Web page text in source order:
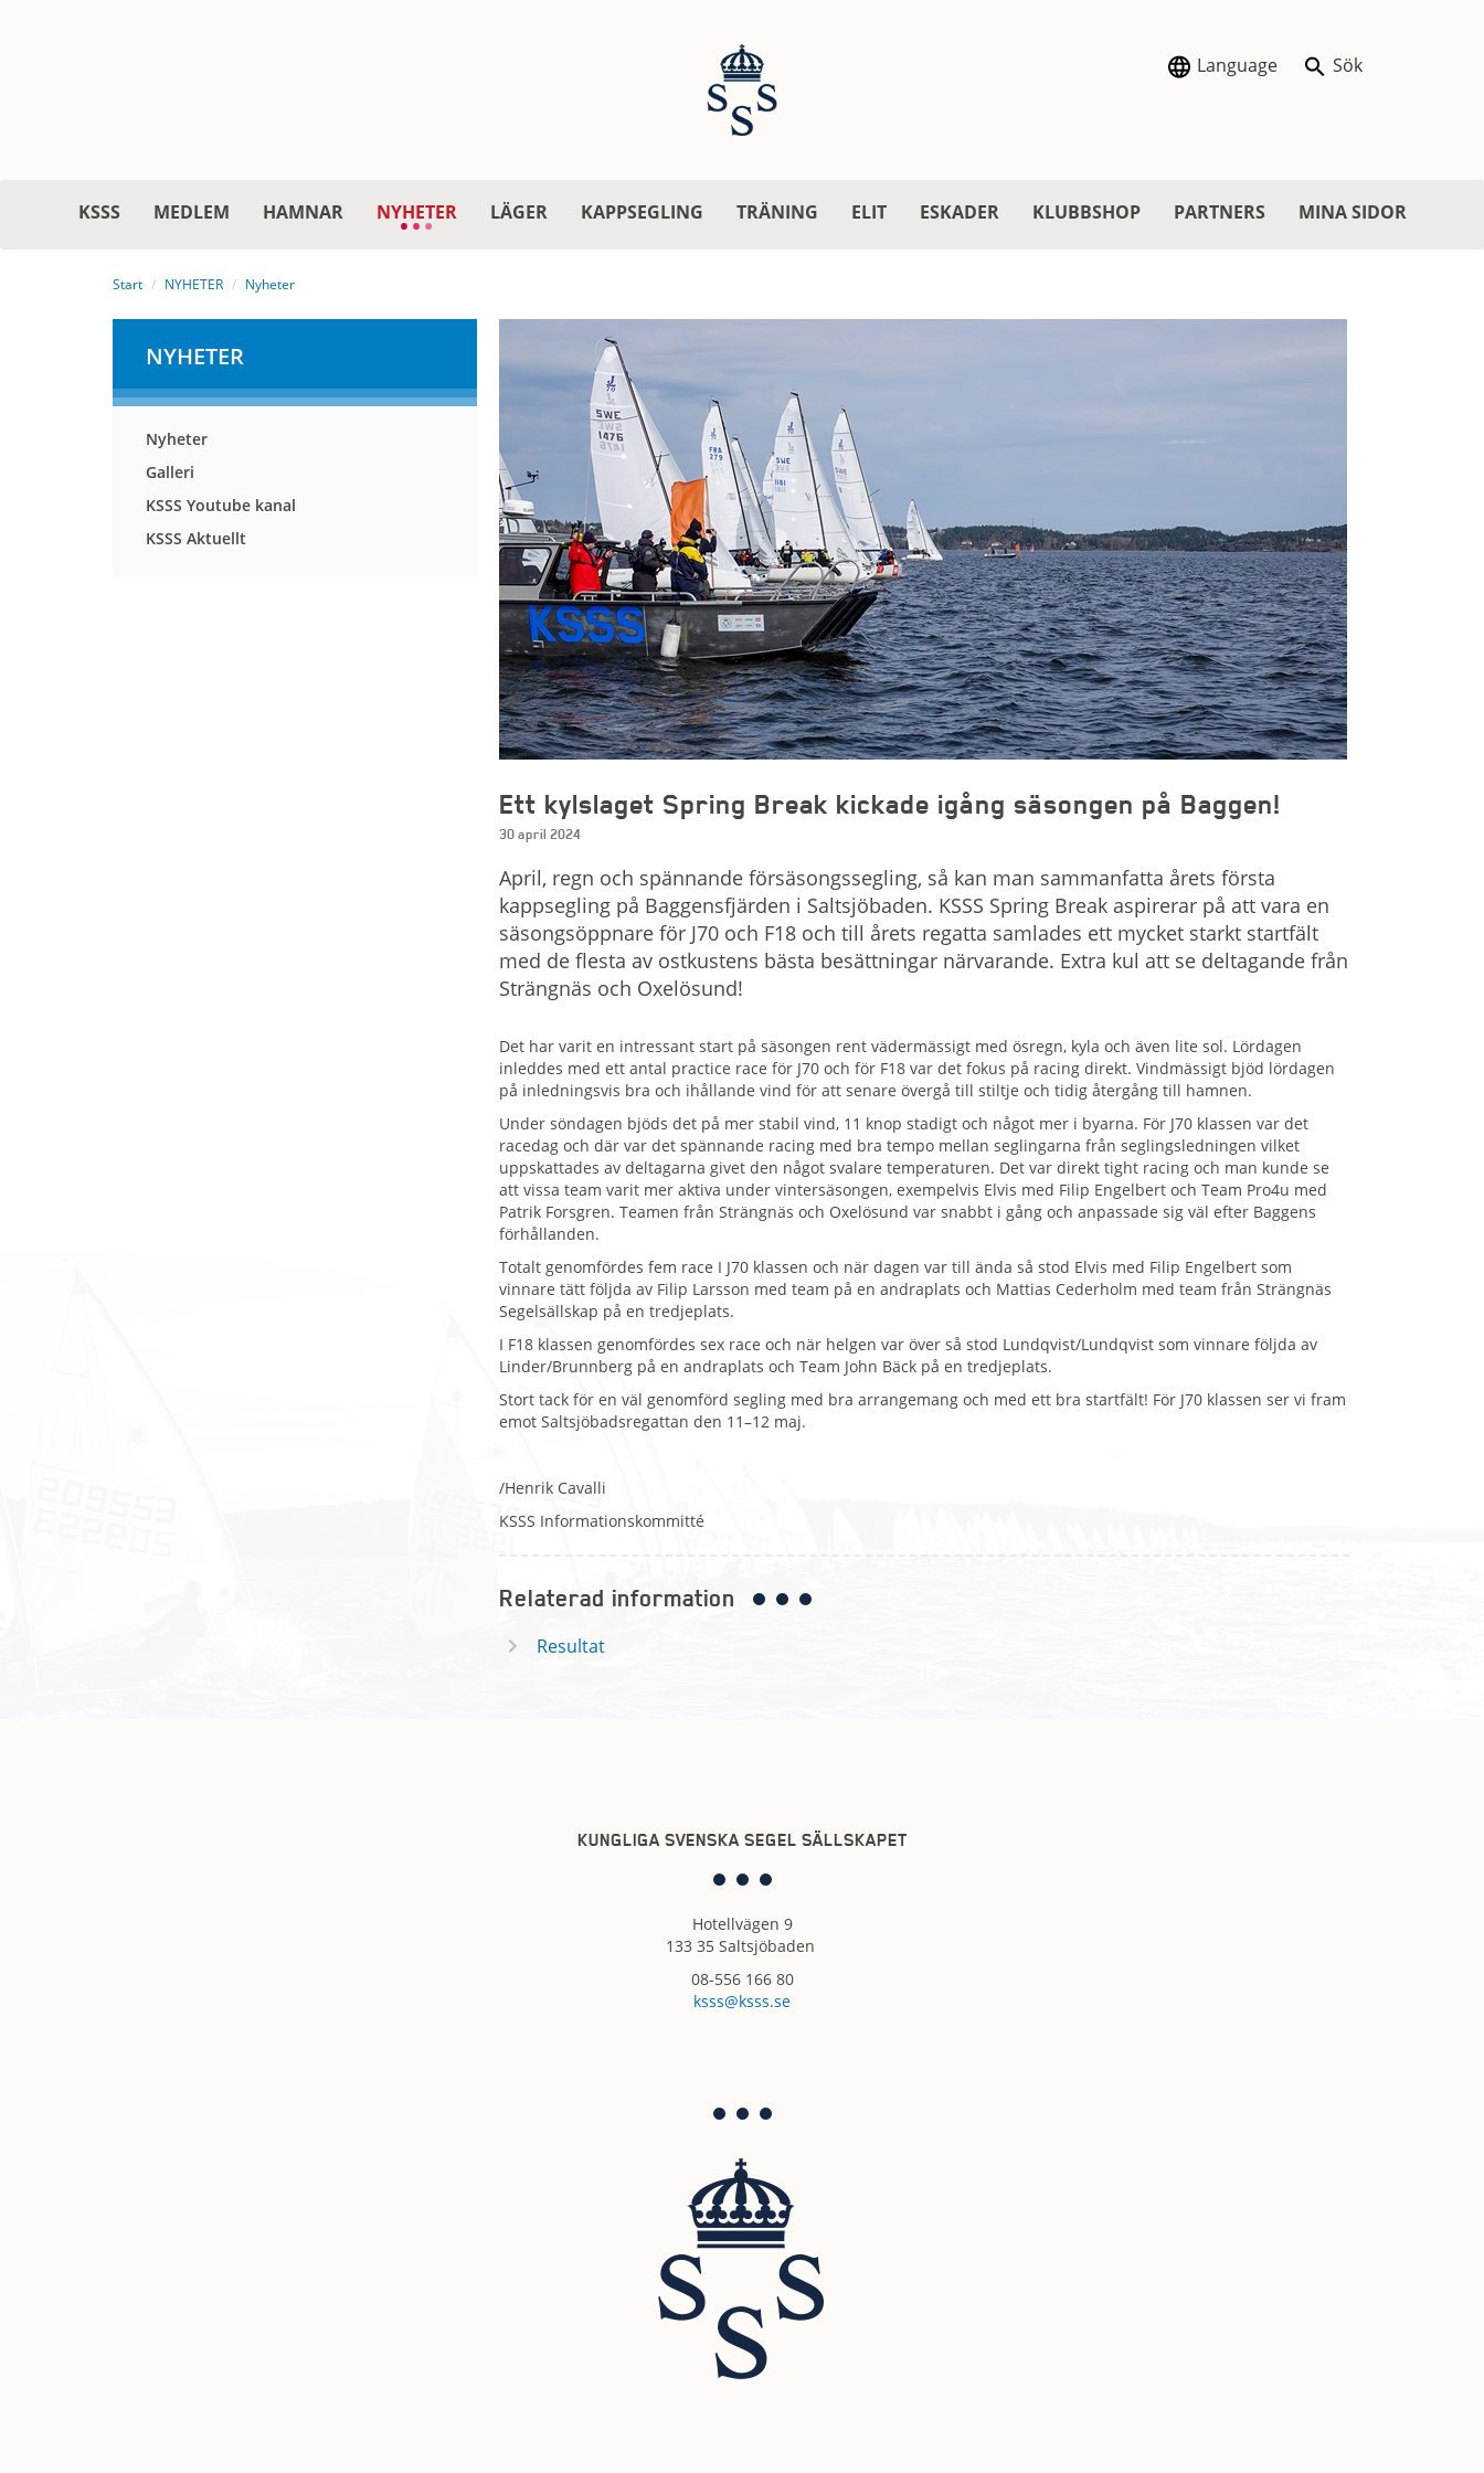
Language Sök
KSSS MEDLEM HAMNAR NYHETER LÄGER KAPPSEGLING TRÄNING ELIT ESKADER KLUBBSHOP PARTNERS MINA SIDOR
Start NYHETER Nyheter
NYHETER
Nyheter
Galleri
KSSS Youtube kanal
KSSS Aktuellt
Ett kylslaget Spring Break kickade igång säsongen på Baggen!
30 april 2024
April, regn och spännande försäsongssegling, så kan man sammanfatta årets första
kappsegling på Baggensfjärden i Saltsjöbaden. KSSS Spring Break aspirerar på att vara en
säsongsöppnare för J70 och F18 och till årets regatta samlades ett mycket starkt startfält
med de flesta av ostkustens bästa besättningar närvarande. Extra kul att se deltagande från
Strängnäs och Oxelösund!
Det har varit en intressant start på säsongen rent vädermässigt med ösregn, kyla och även lite sol. Lördagen
inleddes med ett antal practice race för J70 och för F18 var det fokus på racing direkt. Vindmässigt bjöd lördagen
på inledningsvis bra och ihållande vind för att senare övergå till stiltje och tidig återgång till hamnen.
Under söndagen bjöds det på mer stabil vind, 11 knop stadigt och något mer i byarna. För J70 klassen var det
racedag och där var det spännande racing med bra tempo mellan seglingarna från seglingsledningen vilket
uppskattades av deltagarna givet den något svalare temperaturen. Det var direkt tight racing och man kunde se
att vissa team varit mer aktiva under vintersäsongen, exempelvis Elvis med Filip Engelbert och Team Pro4u med
Patrik Forsgren. Teamen från Strängnäs och Oxelösund var snabbt i gång och anpassade sig väl efter Baggens
förhållanden.
Totalt genomfördes fem race I J70 klassen och när dagen var till ända så stod Elvis med Filip Engelbert som
vinnare tätt följda av Filip Larsson med team på en andraplats och Mattias Cederholm med team från Strängnäs
Segelsällskap på en tredjeplats.
I F18 klassen genomfördes sex race och när helgen var över så stod Lundqvist/Lundqvist som vinnare följda av
Linder/Brunnberg på en andraplats och Team John Bäck på en tredjeplats.
Stort tack för en väl genomförd segling med bra arrangemang och med ett bra startfält! För J70 klassen ser vi fram
emot Saltsjöbadsregattan den 11–12 maj.
/Henrik Cavalli
KSSS Informationskommitté
Relaterad information
Resultat
KUNGLIGA SVENSKA SEGEL SÄLLSKAPET
Hotellvägen 9
133 35 Saltsjöbaden
08-556 166 80
ksss@ksss.se